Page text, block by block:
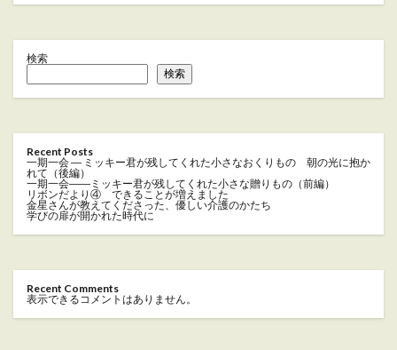
検索
検索
Recent Posts
一期一会 ― ミッキー君が残してくれた小さなおくりもの 朝の光に抱か
れて（後編）
一期一会――ミッキー君が残してくれた小さな贈りもの（前編）
リボンだより④ できることが増えました
金星さんが教えてくださった、優しい介護のかたち
学びの扉が開かれた時代に
Recent Comments
表示できるコメントはありません。